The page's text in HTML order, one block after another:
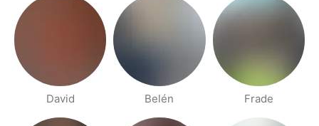
David Belén Frade